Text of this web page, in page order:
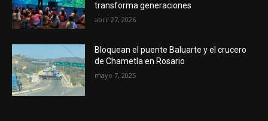
transforma generaciones
abril 27, 2026
Bloquean el puente Baluarte y el crucero
de Chametla en Rosario
mayo 7, 2025